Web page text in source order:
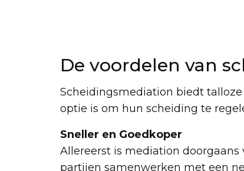
De voordelen van
Scheidingsmediation biedt
optie is om hun scheiding te
Sneller en Goedkoper
Allereerst is mediation
partijen samenwerken met een